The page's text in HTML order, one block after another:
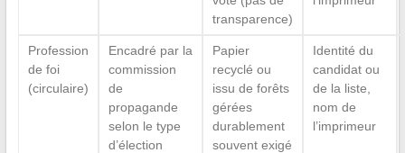
transparence)
Profession
de foi
(circulaire)
Encadré par la
commission
de
propagande
selon le type
d’élection
Papier
recyclé ou
issu de forêts
gérées
durablement
souvent exigé
Identité du
candidat ou
de la liste,
nom de
l’imprimeur